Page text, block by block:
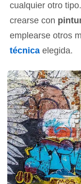
cualquier otro
crearse con
emplearse otros
técnica elegida.